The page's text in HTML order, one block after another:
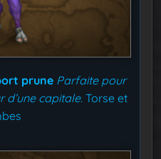
prune Parfaite pour
capitale.Torse et